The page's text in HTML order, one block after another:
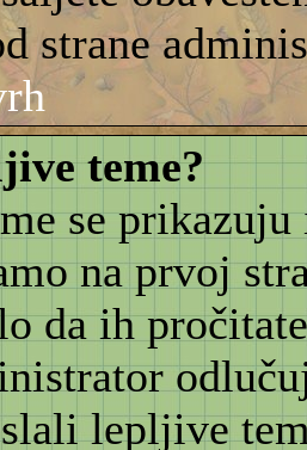
strane
teme?
se prikazuju
na prvoj
da ih
lepljive